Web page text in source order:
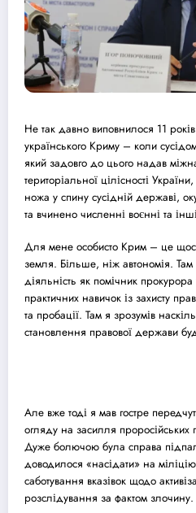
Не так давно виповнилося 11
українського Криму – коли
який задовго до цього надав
територіальної цілісності
ножа у спину сусідній державі,
та вчинено численні воєнні та
Для мене особисто Крим – це
земля. Більше, ніж автономія.
діяльність як помічник
практичних навичок із захисту
та пробації. Там я зрозумів
становлення правової держави
Але вже тоді я мав гостре
огляду на засилля проросійських
Дуже болючою була справа
доводилося «насідати» на
саботування вказівок щодо
розслідування за фактом злочину.